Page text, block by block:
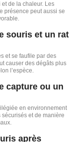
de la chaleur. Les
présence peut aussi se
souris et un rat
et se faufile par des
causer des dégâts plus
l’espèce.
capture ou un
en environnement
et de manière
après